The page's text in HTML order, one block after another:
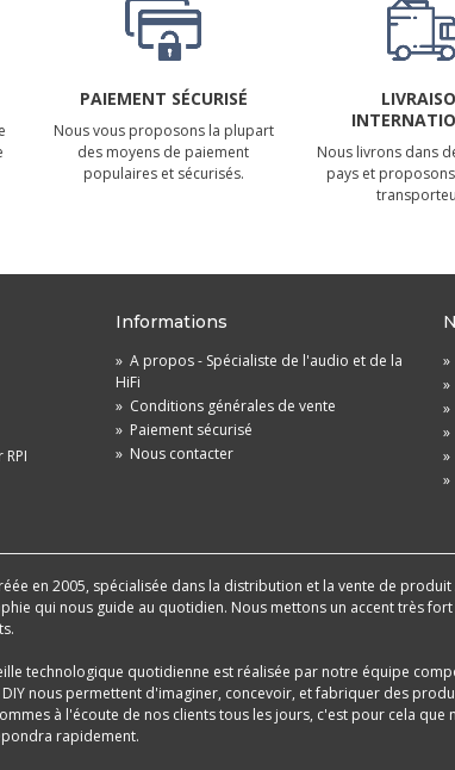
PAIEMENT SÉCURISÉ
Nous vous proposons la plupart
des moyens de paiement
populaires et sécurisés.
Nous livrons dans
pays et
Informations
» A propos - Spécialiste de l'audio et de la
HiFi
» Conditions générales de vente
» Paiement sécurisé
» Nous contacter
»
»
»
»
»
»
en 2005, spécialisée dans la distribution et la vente de
qui nous guide au quotidien. Nous mettons un accent très
technologique quotidienne est réalisée par notre équipe
nous permettent d'imaginer, concevoir, et fabriquer des
à l'écoute de nos clients tous les jours, c'est pour cela
rapidement.